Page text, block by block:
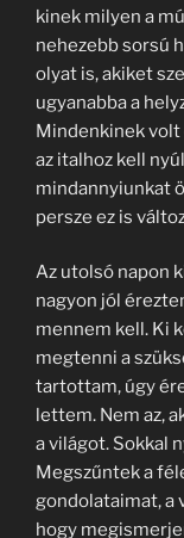
kinek milyen a
nehezebb sorsú
olyat is, akiket
ugyanabba a
Mindenkinek volt
az italhoz kell
mindannyiunkat
persze ez is
Az utolsó napon
nagyon jól
mennem kell. Ki
megtenni a
tartottam, úgy
lettem. Nem az,
a világot. Sokkal
Megszűntek a
gondolataimat, a
hogy